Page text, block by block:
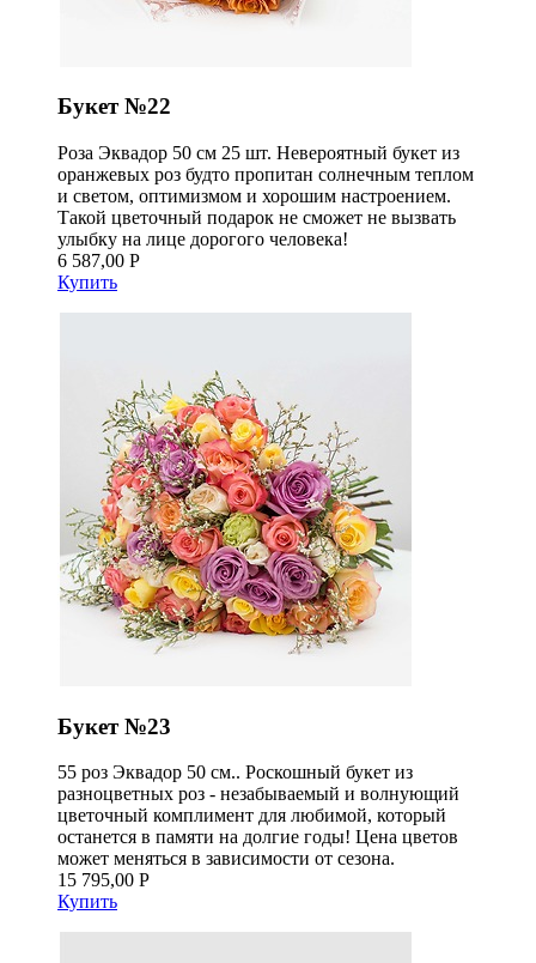
Букет №22
Роза Эквадор 50 см 25 шт. Невероятный букет из
оранжевых роз будто пропитан солнечным теплом
и светом, оптимизмом и хорошим настроением.
Такой цветочный подарок не сможет не вызвать
улыбку на лице дорогого человека!
6 587,00 Р
Купить
Букет №23
55 роз Эквадор 50 см.. Роскошный букет из
разноцветных роз - незабываемый и волнующий
цветочный комплимент для любимой, который
останется в памяти на долгие годы! Цена цветов
может меняться в зависимости от сезона.
15 795,00 Р
Купить